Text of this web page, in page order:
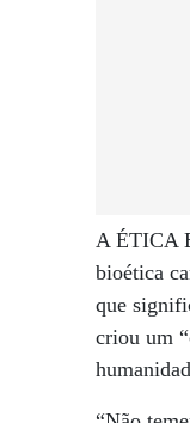
A ÉTICA
bioética
que
criou um